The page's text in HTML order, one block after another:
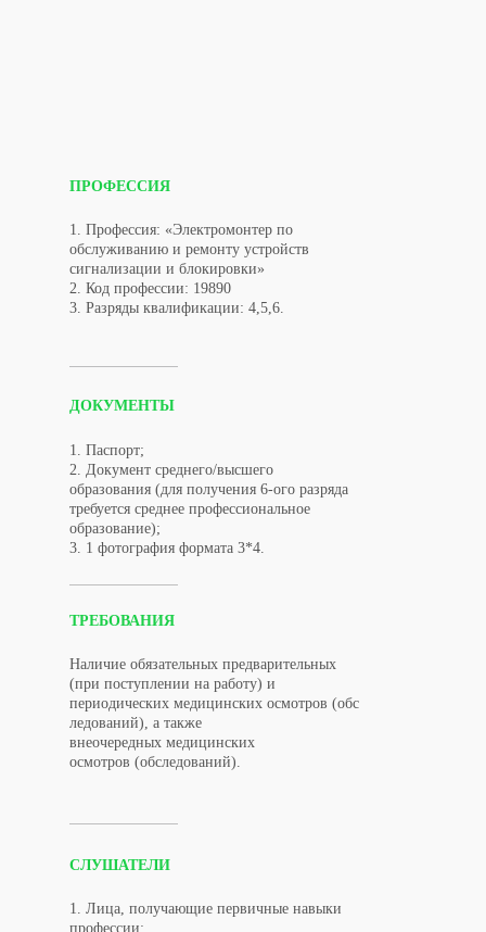
ПРОФЕССИЯ
ДОКУМЕНТЫ
СЛУШАТЕЛИ
ТРЕБОВАНИЯ
1. Профессия: «Электромонтер по
обслуживанию и ремонту устройств
сигнализации и блокировки»
2. Код профессии: 19890
3. Разряды квалификации: 4,5,6.
1. Паспорт;
2. Документ среднего/высшего
образования (для получения 6-ого разряда
требуется среднее профессиональное
образование);
3. 1 фотография формата 3*4.
1. Лица, получающие первичные навыки
профессии;
Наличие обязательных предварительных
(при поступлении на работу) и
периодических медицинских осмотров (обс
ледований), а также
внеочередных медицинских
осмотров (обследований).